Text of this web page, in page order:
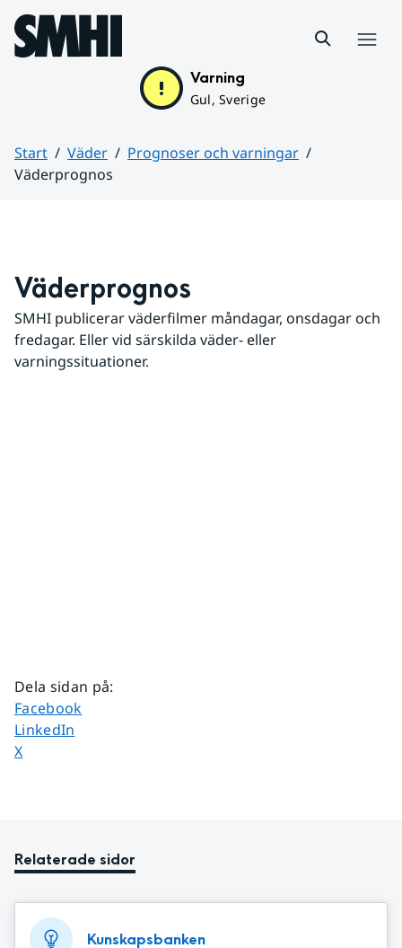
Hoppa till sidans innehåll
Varning
Gul, Sverige
Start Väder
Prognoser och varningar
Väderprognos
Väderprognos
SMHI publicerar väderfilmer måndagar, onsdagar och
fredagar. Eller vid särskilda väder- eller
varningssituationer.
Dela sidan på:
Dela sidan på
Facebook
Dela sidan på
LinkedIn
Dela sidan på
X
Relaterade sidor
Kunskapsbanken